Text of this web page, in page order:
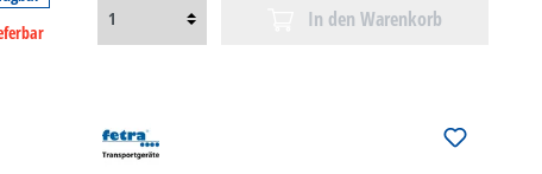
In den Warenkorb